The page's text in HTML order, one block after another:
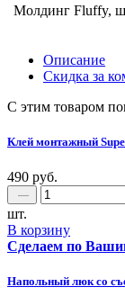
Молдинг Fluffy,
Описание
Скидка за
С этим товаром
Клей монтажный
490 руб.
шт.
В корзину
Сделаем по
Напольный люк со